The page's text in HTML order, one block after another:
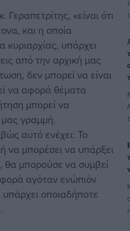
«είναι ότι
και η οποία
υπάρχει
από την αρχική μας
δεν μπορεί να είναι
να αφορά θέματα
μπορεί να
γραμμή.
αυτό ενέχει: Το
να μπορέσει να υπάρξει
θα μπορούσε να συμβεί
αγόταν ενώπιόν
οποιαδήποτε